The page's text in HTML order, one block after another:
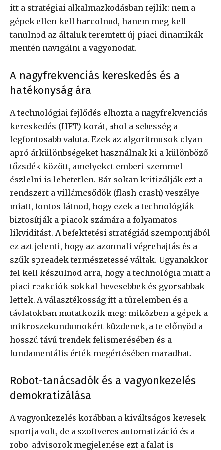
itt a stratégiai alkalmazkodásban rejlik: nem a
gépek ellen kell harcolnod, hanem meg kell
tanulnod az általuk teremtett új piaci dinamikák
mentén navigálni a vagyonodat.
A nagyfrekvenciás kereskedés és a
hatékonyság ára
A technológiai fejlődés elhozta a nagyfrekvenciás
kereskedés (HFT) korát, ahol a sebesség a
legfontosabb valuta. Ezek az algoritmusok olyan
apró árkülönbségeket használnak ki a különböző
tőzsdék között, amelyeket emberi szemmel
észlelni is lehetetlen. Bár sokan kritizálják ezt a
rendszert a villámcsődök (flash crash) veszélye
miatt, fontos látnod, hogy ezek a technológiák
biztosítják a piacok számára a folyamatos
likviditást. A befektetési stratégiád szempontjából
ez azt jelenti, hogy az azonnali végrehajtás és a
szűk spreadek természetessé váltak. Ugyanakkor
fel kell készülnöd arra, hogy a technológia miatt a
piaci reakciók sokkal hevesebbek és gyorsabbak
lettek. A választékosság itt a türelemben és a
távlatokban mutatkozik meg: miközben a gépek a
mikroszekundumokért küzdenek, a te előnyöd a
hosszú távú trendek felismerésében és a
fundamentális érték megértésében maradhat.
Robot-tanácsadók és a vagyonkezelés
demokratizálása
A vagyonkezelés korábban a kiváltságos kevesek
sportja volt, de a szoftveres automatizáció és a
robo-advisorok megjelenése ezt a falat is